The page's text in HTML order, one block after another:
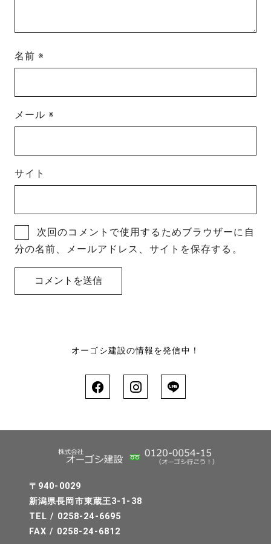
名前※
メール※
サイト
次回のコメントで使用するためブラウザーに自
分の名前、メールアドレス、サイトを保存する。
オーゴシ建設の情報を発信中！
〒940-0029
新潟県長岡市東蔵王3-1-38
TEL / 0258-24-6695
FAX / 0258-24-6812